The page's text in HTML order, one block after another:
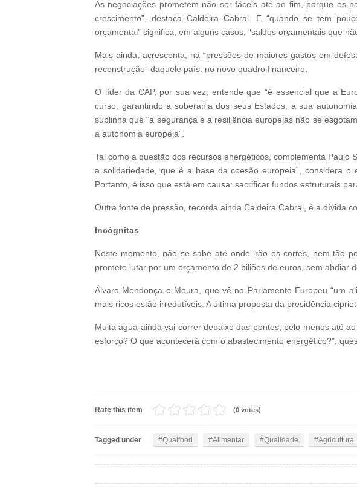
As negociações prometem não ser fáceis até ao fim, porque os
crescimento”, destaca Caldeira Cabral. E “quando se tem
orçamental” significa, em alguns casos, “saldos orçamentais que
Mais ainda, acrescenta, há “pressões de maiores gastos em
reconstrução” daquele país. no novo quadro financeiro.
O líder da CAP, por sua vez, entende que “é essencial que a
curso, garantindo a soberania dos seus Estados, a sua
sublinha que “a segurança e a resiliência europeias não se
a autonomia europeia”.
Tal como a questão dos recursos energéticos, complementa Paulo
a solidariedade, que é a base da coesão europeia”, considera
Portanto, é isso que está em causa: sacrificar fundos estruturais
Outra fonte de pressão, recorda ainda Caldeira Cabral, é a dívida
Incógnitas
Neste momento, não se sabe até onde irão os cortes, nem tão
promete lutar por um orçamento de 2 biliões de euros, sem abdiar
Álvaro Mendonça e Moura, que vê no Parlamento Europeu “um
mais ricos estão irredutíveis. A última proposta da presidência
Muita água ainda vai correr debaixo das pontes, pelo menos até
esforço? O que acontecerá com o abastecimento energético?”,
Rate this item (0 votes)
Tagged under Qualfood Alimentar Qualidade Agricultura